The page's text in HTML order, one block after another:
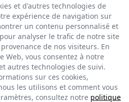
et d'autres technologies de
expérience de navigation sur
un contenu personnalisé et
analyser le trafic de notre site
de nos visiteurs. En
Web, vous consentez à notre
autres technologies de suivi.
sur ces cookies,
les utilisons et comment vous
consultez notre politique